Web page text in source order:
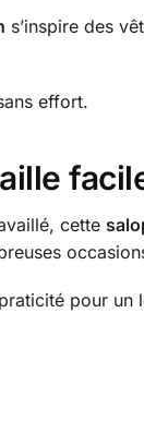
s’inspire des
effort.
cette
pour un